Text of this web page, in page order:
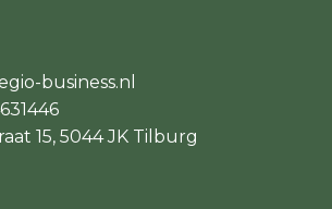
business.nl
15, 5044 JK Tilburg